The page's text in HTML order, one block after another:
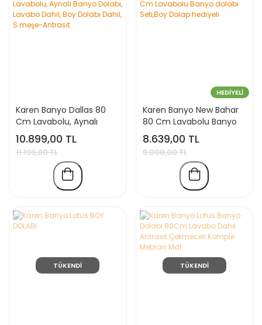
Karen Banyo Dallas 80
Cm Lavabolu, Aynalı
Banyo Dolabı, Lavabo
Dahil, Boy Dolabı Dahil,
S.meşe-Antrasit
10.899,00 TL
11.199,00 TL
HEDİYELİ
Karen Banyo New Bahar
80 Cm Lavabolu Banyo
dolabı Seti,Boy Dolap
hediyeli
8.639,00 TL
9.000,00 TL
TÜKENDİ TÜKENDİ